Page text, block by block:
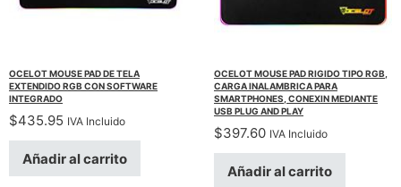
OCELOT MOUSE PAD DE TELA
EXTENDIDO RGB CON SOFTWARE
INTEGRADO
$435.95 IVA Incluido
Añadir al carrito
OCELOT MOUSE PAD RIGIDO TIPO RGB,
CARGA INALAMBRICA PARA
SMARTPHONES, CONEXIN MEDIANTE
USB PLUG AND PLAY
$397.60 IVA Incluido
Añadir al carrito